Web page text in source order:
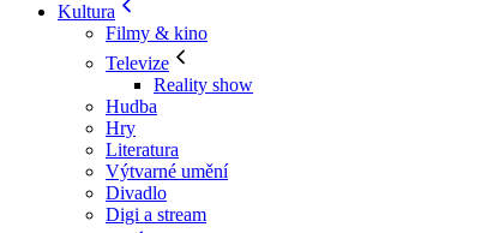
Kultura
Filmy & kino
Televize
Reality show
Hudba
Hry
Literatura
Výtvarné umění
Divadlo
Digi a stream